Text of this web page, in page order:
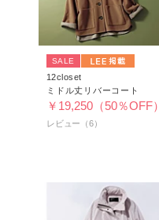
SALE
12closet
ミドル丈リバーコート
￥19,250（50％OFF）
レビュー（6）